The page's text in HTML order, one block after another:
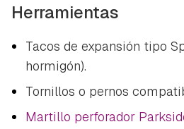
Herramientas
Tacos de expansión tipo
hormigón).
Tornillos o pernos
Martillo perforador